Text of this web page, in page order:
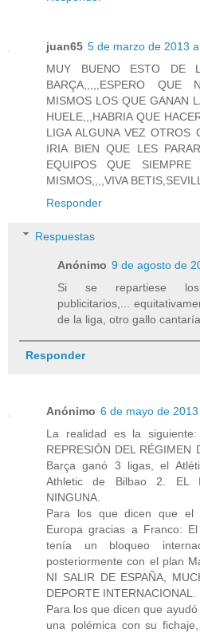
juan65 5 de marzo de 2013
MUY BUENO ESTO DE
BARÇA,,,,,ESPERO
MISMOS LOS QUE GANAN
HUELE,,,HABRIA QUE
LIGA ALGUNA VEZ OTROS
IRIA BIEN QUE LES
EQUIPOS QUE
MISMOS,,,,VIVA
Responder
Respuestas
Anónimo 9 de agosto de
Si se repartiese los
publicitarios,...
de la liga, otro gallo
Responder
Anónimo 6 de mayo de
La realidad es la
REPRESIÓN DEL
Barça ganó 3 ligas, el
Athletic de Bilbao 2. EL
NINGUNA.
Para los que dicen que el
Europa gracias a Franco:
tenía un bloqueo
posteriormente con el plan
NI SALIR DE ESPAÑA,
DEPORTE INTERNACIONAL.
Para los que dicen que
una polémica con su